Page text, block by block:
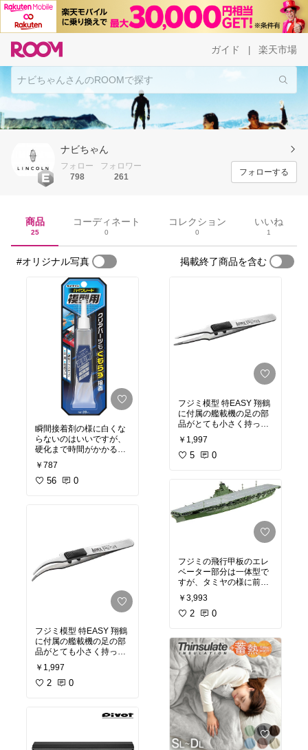
ガイド 楽天市場
ナビちゃん
フォロー
798
フォロワー
261
フォローする
商品
25
コーディネート
0
コレクション
0
いいね
1
#オリジナル写真 掲載終了商品を含む
瞬間接着剤の様に白くな
らないのはいいですが、
硬化まで時間がかかるの
でそこがネックです。
手で持って無くても何か
で挟んで硬化を待つなど
￥787
56 0
フジミ模型 特EASY 翔鶴
に付属の艦載機の足の部
品がとても小さく持って
いるピンセットでは飛ん
でしまい取り付け出来な
かったですか、こちらで
早く出来値段は張ります
￥1,997
2 0
フジミ模型 特EASY 翔鶴
に付属の艦載機の足の部
品がとても小さく持って
いるピンセットでは飛ん
でしまい取り付け出来な
かったですか、こちらで
早く出来値段は張ります
が買って損はないです。
先曲がりとストレート両
方購入しました。
￥1,997
5 0
フジミの飛行甲板のエレ
ベーター部分は一体型で
すが、タミヤの様に前後
のエレベーターを開口し
ている感じにしたくてデ
ザインナイフで地道に8
たエレベーターも高さを
出す為、綺麗に切り出し
ました。
稼働している様な感じに
するのに高低差を出しま
した。
付属のシールが飛行甲板
の真ん中に貼る点字白線
だけで寂しかったので赤
城のデカールを流用して
ます。
￥3,993
2 0